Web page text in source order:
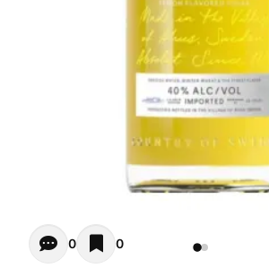
Opiniones - Pour le moment il n'y a
0 0